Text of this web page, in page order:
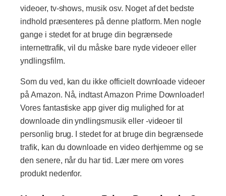
videoer, tv-shows, musik osv. Noget af det bedste
indhold præsenteres på denne platform. Men nogle
gange i stedet for at bruge din begrænsede
internettrafik, vil du måske bare nyde videoer eller
yndlingsfilm.
Som du ved, kan du ikke officielt downloade videoer
på Amazon. Nå, indtast Amazon Prime Downloader!
Vores fantastiske app giver dig mulighed for at
downloade din yndlingsmusik eller -videoer til
personlig brug. I stedet for at bruge din begrænsede
trafik, kan du downloade en video derhjemme og se
den senere, når du har tid. Lær mere om vores
produkt nedenfor.